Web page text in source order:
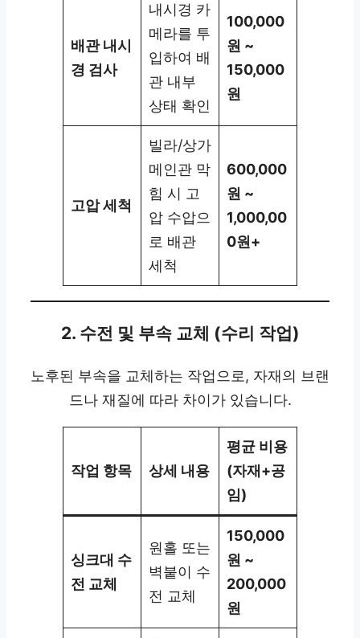
배관 내시
경 검사
내시경 카
메라를 투
입하여 배
관 내부
상태 확인
100,000
원 ~
150,000
원
고압 세척
빌라/상가
메인관 막
힘 시 고
압 수압으
로 배관
세척
600,000
원 ~
1,000,00
0원+
2. 수전 및 부속 교체 (수리 작업)
노후된 부속을 교체하는 작업으로, 자재의 브랜
드나 재질에 따라 차이가 있습니다.
작업 항목 상세 내용
평균 비용
(자재+공
임)
싱크대 수
전 교체
원홀 또는
벽붙이 수
전 교체
150,000
원 ~
200,000
원